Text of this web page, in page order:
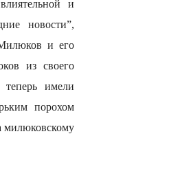
и
новости”,
и его
из своего
имели
порохом
милюковскому